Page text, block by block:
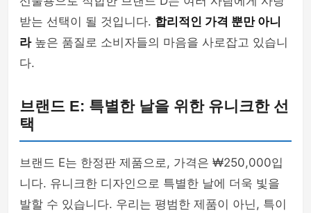
받는 선택이 될 것입니다. 합리적인 가격 뿐만 아니
라높은 품질로 소비자들의 마음을 사로잡고 있습니
다.
브랜드 E: 특별한 날을 위한 유니크한 선
택
브랜드 E는 한정판 제품으로, 가격은 ₩250,000입
니다. 유니크한 디자인으로 특별한 날에 더욱 빛을
발할 수 있습니다. 우리는 평범한 제품이 아닌, 특이